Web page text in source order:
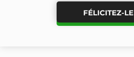
FÉLICITEZ-LE